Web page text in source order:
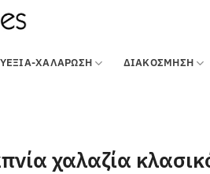
ΧΑΛΑΡΩΣΗ ΔΙΑΚΟΣΜΗΣΗ
χαλαζία